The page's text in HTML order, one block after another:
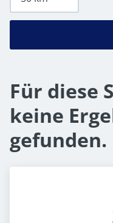
Für diese
keine
gefunden.